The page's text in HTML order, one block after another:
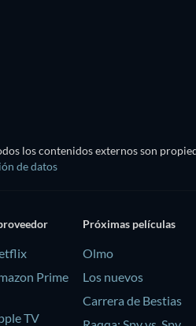
los contenidos externos son
de datos
Prime
TV
Próximas películas
Olmo
Los nuevos
Carrera de Bestias